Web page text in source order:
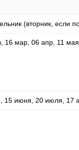
(вторник, если
16 мар, 06 апр, 11
15 июня, 20 июля, 17